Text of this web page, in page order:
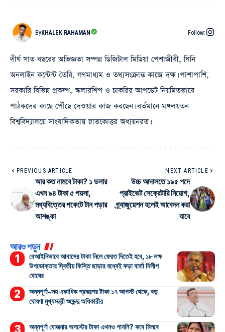
ByKHALEK RAHAMAN Follow:
দীর্ঘ সাত বছরের অভিজ্ঞতা সম্পন্ন ডিজিটাল মিডিয়া পেশাজীবী, যিনি
অনলাইন কন্টেন্ট তৈরি, গণমাধ্যম ও তথ্যসংক্রান্ত কাজে দক্ষ। পাশাপাশি,
সরকারি বিভিন্ন প্রকল্প, স্কলারশিপ ও চাকরির আপডেট নিয়মিতভাবে
পাঠকদের কাছে পৌঁছে দেওয়ার কাজ করছেন। বর্তমানে মঙ্গলয়তন
বিশ্ববিদ্যালয়ে সাংবাদিকতায় স্নাতকোত্তর অধ্যয়নরত।
PREVIOUS ARTICLE
আর কত নামবে টাকা? ১ ডলার
এখন ৯৪ টাকা ৫ পয়সা,
মধ্যবিত্তের পকেটে টান পড়ার
আশঙ্কা
NEXT ARTICLE
উচ্চ আদালতে ১৯৫ পদে
প্রাইভেট সেক্রেটারি নিয়োগ,
গ্র্যাজুয়েশন হলেই আবেদন করা
যাবে
আরও পড়ুন
বেআইনিভাবে আবাসের টাকা নিলে ফেরত দিতেই হবে, ১৮ লক্ষ
উপভোক্তার দ্বিতীয় কিস্তি ছাড়ার মধ্যেই কড়া বার্তা দিলীপ
ঘোষের
অন্নপূর্ণা-সহ একাধিক প্রকল্পের টাকা ১৭ আগস্ট থেকে, বড়
ঘোষণা মুখ্যমন্ত্রী শুভেন্দু অধিকারীর
অন্নপূর্ণা যোজনার অগস্টের টাকা এখনও পাননি? কবে মিলবে